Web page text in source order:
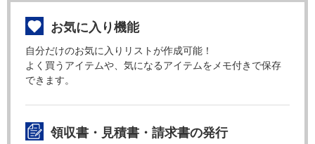
お気に入り機能
自分だけのお気に入りリストが作成可能！
よく買うアイテムや、気になるアイテムをメモ付きで保存
できます。
領収書・見積書・請求書の発行